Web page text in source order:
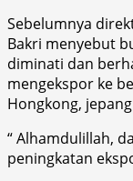
Sebelumnya
Bakri menyebut
diminati dan
mengekspor ke
Hongkong,
“ Alhamdulillah,
peningkatan